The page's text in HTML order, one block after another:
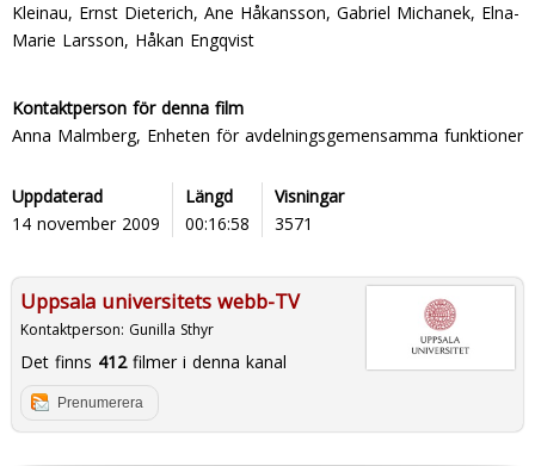
Kleinau, Ernst Dieterich, Ane Håkansson, Gabriel Michanek, Elna-
Marie Larsson, Håkan Engqvist
Kontaktperson för denna film
Anna Malmberg, Enheten för avdelningsgemensamma funktioner
Uppdaterad
14 november 2009
Längd
00:16:58
Visningar
3571
Uppsala universitets webb-TV
Kontaktperson: Gunilla Sthyr
Det finns 412filmer i denna kanal
Prenumerera